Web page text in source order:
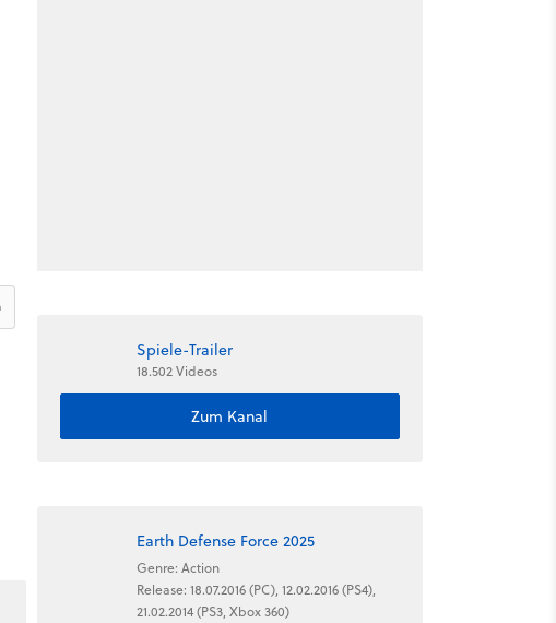
Spiele-Trailer
18.502 Videos
Zum Kanal
Earth Defense Force 2025
Genre: Action
Release: 18.07.2016 (PC), 12.02.2016 (PS4),
21.02.2014 (PS3, Xbox 360)